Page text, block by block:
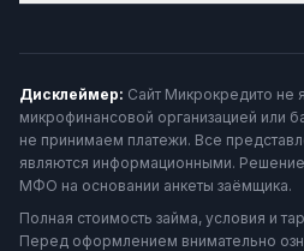
Дисклеймер: Сайт Микрокредито не
микрофинансовой организацией или
не принимаем платежи. Все
являются информационными.
МФО на основании анкеты заёмщика.
Полная стоимость займа, условия и
Перед оформлением внимательно